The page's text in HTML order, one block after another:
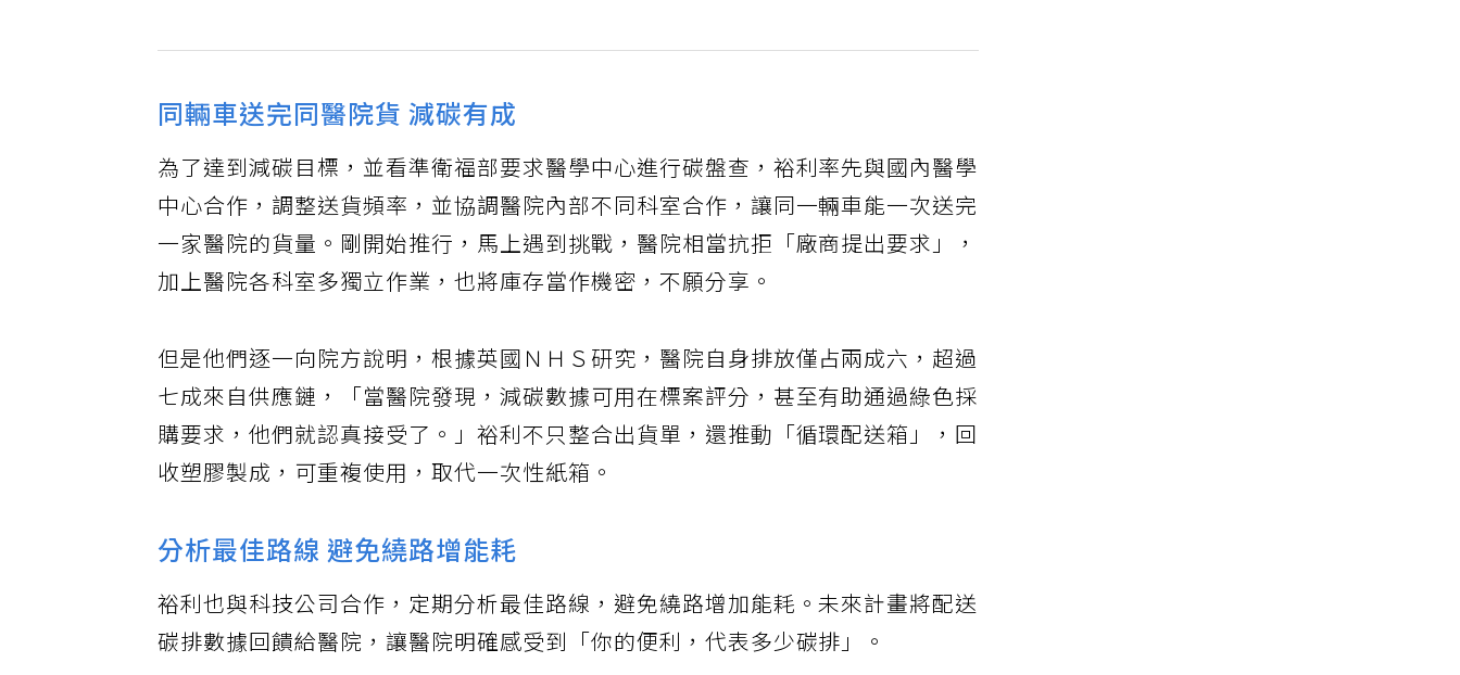
同輛車送完同醫院貨 減碳有成
為了達到減碳目標，並看準衛福部要求醫學中心進行碳盤查，裕利率先與國內醫學
中心合作，調整送貨頻率，並協調醫院內部不同科室合作，讓同一輛車能一次送完
一家醫院的貨量。剛開始推行，馬上遇到挑戰，醫院相當抗拒「廠商提出要求」，
加上醫院各科室多獨立作業，也將庫存當作機密，不願分享。
但是他們逐一向院方說明，根據英國ＮＨＳ研究，醫院自身排放僅占兩成六，超過
七成來自供應鏈，「當醫院發現，減碳數據可用在標案評分，甚至有助通過綠色採
購要求，他們就認真接受了。」裕利不只整合出貨單，還推動「循環配送箱」，回
收塑膠製成，可重複使用，取代一次性紙箱。
分析最佳路線 避免繞路增能耗
裕利也與科技公司合作，定期分析最佳路線，避免繞路增加能耗。未來計畫將配送
碳排數據回饋給醫院，讓醫院明確感受到「你的便利，代表多少碳排」。